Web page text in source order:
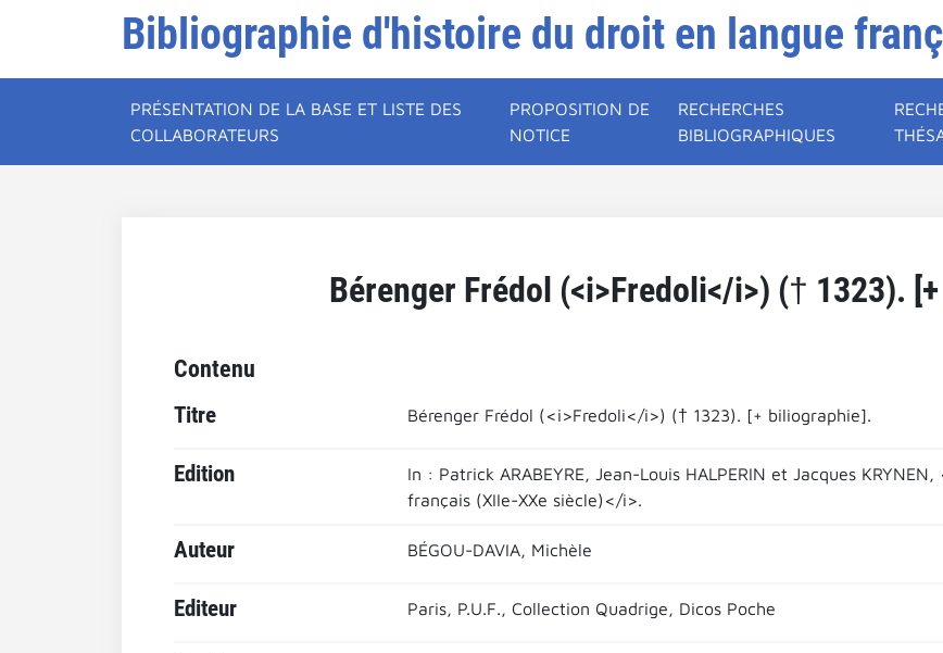
Bibliographie d'histoire du droit en langue
PRÉSENTATION DE LA BASE ET LISTE DES
COLLABORATEURS
PROPOSITION DE
NOTICE
RECHERCHES
BIBLIOGRAPHIQUES
Bérenger Frédol (<i>Fredoli</i>) († 1323).
Contenu
Titre Bérenger Frédol (<i>Fredoli</i>) († 1323). [+ biliographie].
Edition
In : Patrick ARABEYRE, Jean-Louis HALPERIN et Jacques
français (XIIe-XXe siècle)</i>.
Auteur BÉGOU-DAVIA, Michèle
Editeur Paris, P.U.F., Collection Quadrige, Dicos Poche